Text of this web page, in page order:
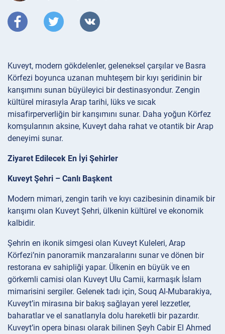
Kuveyt, modern gökdelenler, geleneksel çarşılar ve Basra
Körfezi boyunca uzanan muhteşem bir kıyı şeridinin bir
karışımını sunan büyüleyici bir destinasyondur. Zengin
kültürel mirasıyla Arap tarihi, lüks ve sıcak
misafirperverliğin bir karışımını sunar. Daha yoğun Körfez
komşularının aksine, Kuveyt daha rahat ve otantik bir Arap
deneyimi sunar.
Ziyaret Edilecek En İyi Şehirler
Kuveyt Şehri – Canlı Başkent
Modern mimari, zengin tarih ve kıyı cazibesinin dinamik bir
karışımı olan Kuveyt Şehri, ülkenin kültürel ve ekonomik
kalbidir.
Şehrin en ikonik simgesi olan Kuveyt Kuleleri, Arap
Körfezi’nin panoramik manzaralarını sunar ve dönen bir
restorana ev sahipliği yapar. Ülkenin en büyük ve en
görkemli camisi olan Kuveyt Ulu Camii, karmaşık İslam
mimarisini sergiler. Gelenek tadı için, Souq Al-Mubarakiya,
Kuveyt’in mirasına bir bakış sağlayan yerel lezzetler,
baharatlar ve el sanatlarıyla dolu hareketli bir pazardır.
Kuveyt’in opera binası olarak bilinen Şeyh Cabir El Ahmed